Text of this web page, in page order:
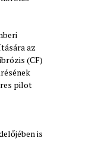
az
(CF)
pilot
is